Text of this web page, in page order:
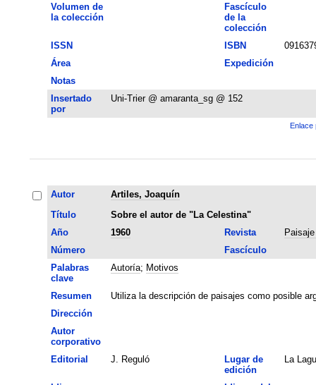
Volumen de
la colección
Fascículo
de la
colección
ISSN
ISBN
Área
Expedición
Notas
Insertado
por
Uni-Trier @ amaranta_sg @ 152
Enlace
Autor
Artiles, Joaquín
Título
Sobre el autor de "La Celestina"
Año
1960 Revista
Número
Fascículo
Palabras
clave
Autoría; Motivos
Resumen
Utiliza la descripción de paisajes como posible
Dirección
Autor
corporativo
Editorial
J. Reguló
Lugar de
edición
La